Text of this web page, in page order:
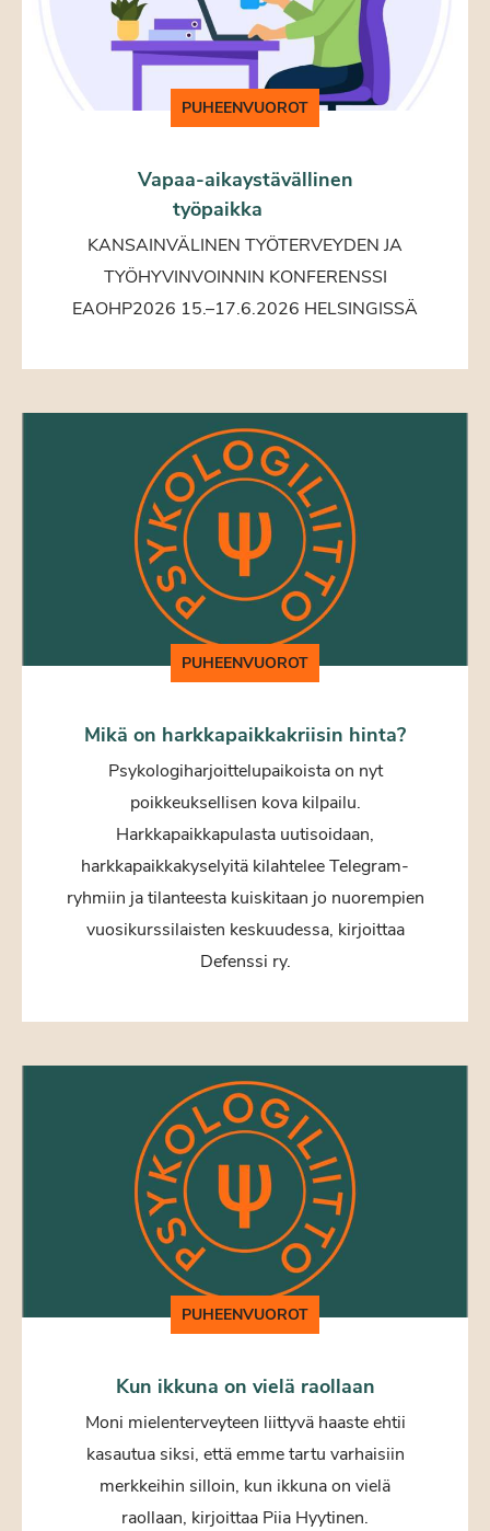
PUHEENVUOROT
Vapaa-aikaystävällinen
työpaikka
KANSAINVÄLINEN TYÖTERVEYDEN JA
TYÖHYVINVOINNIN KONFERENSSI
EAOHP2026 15.–17.6.2026 HELSINGISSÄ
PUHEENVUOROT
Mikä on harkkapaikkakriisin hinta?
Psykologiharjoittelupaikoista on nyt
poikkeuksellisen kova kilpailu.
Harkkapaikkapulasta uutisoidaan,
harkkapaikkakyselyitä kilahtelee Telegram-
ryhmiin ja tilanteesta kuiskitaan jo nuorempien
vuosikurssilaisten keskuudessa, kirjoittaa
Defenssi ry.
PUHEENVUOROT
Kun ikkuna on vielä raollaan
Moni mielenterveyteen liittyvä haaste ehtii
kasautua siksi, että emme tartu varhaisiin
merkkeihin silloin, kun ikkuna on vielä
raollaan, kirjoittaa Piia Hyytinen.